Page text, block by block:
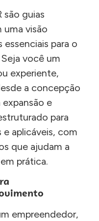
são guias
visão
para o
você um
experiente,
a concepção
e
para
aplicáveis, com
que ajudam a
prática.
empreendedor,